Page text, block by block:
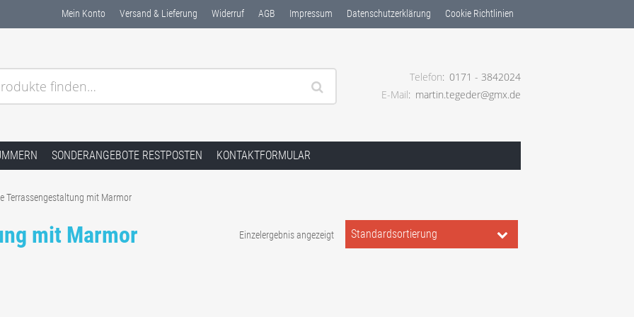
Mein Konto Versand & Lieferung Widerruf AGB Impressum Datenschutzerklärung Cookie Richtlinien
Telefon 0171 - 3842024
E-Mail
martin.tegeder@gmx.de
finden…
SONDERANGEBOTE RESTPOSTEN KONTAKTFORMULAR
Terrassengestaltung mit Marmor
mit Marmor Einzelergebnis angezeigt Standardsortierung